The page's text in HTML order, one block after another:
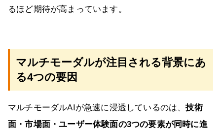
るほど期待が高まっています。
マルチモーダルが注目される背景にあ
る4つの要因
マルチモーダルAIが急速に浸透しているのは、技術
面・市場面・ユーザー体験面の3つの要素が同時に進